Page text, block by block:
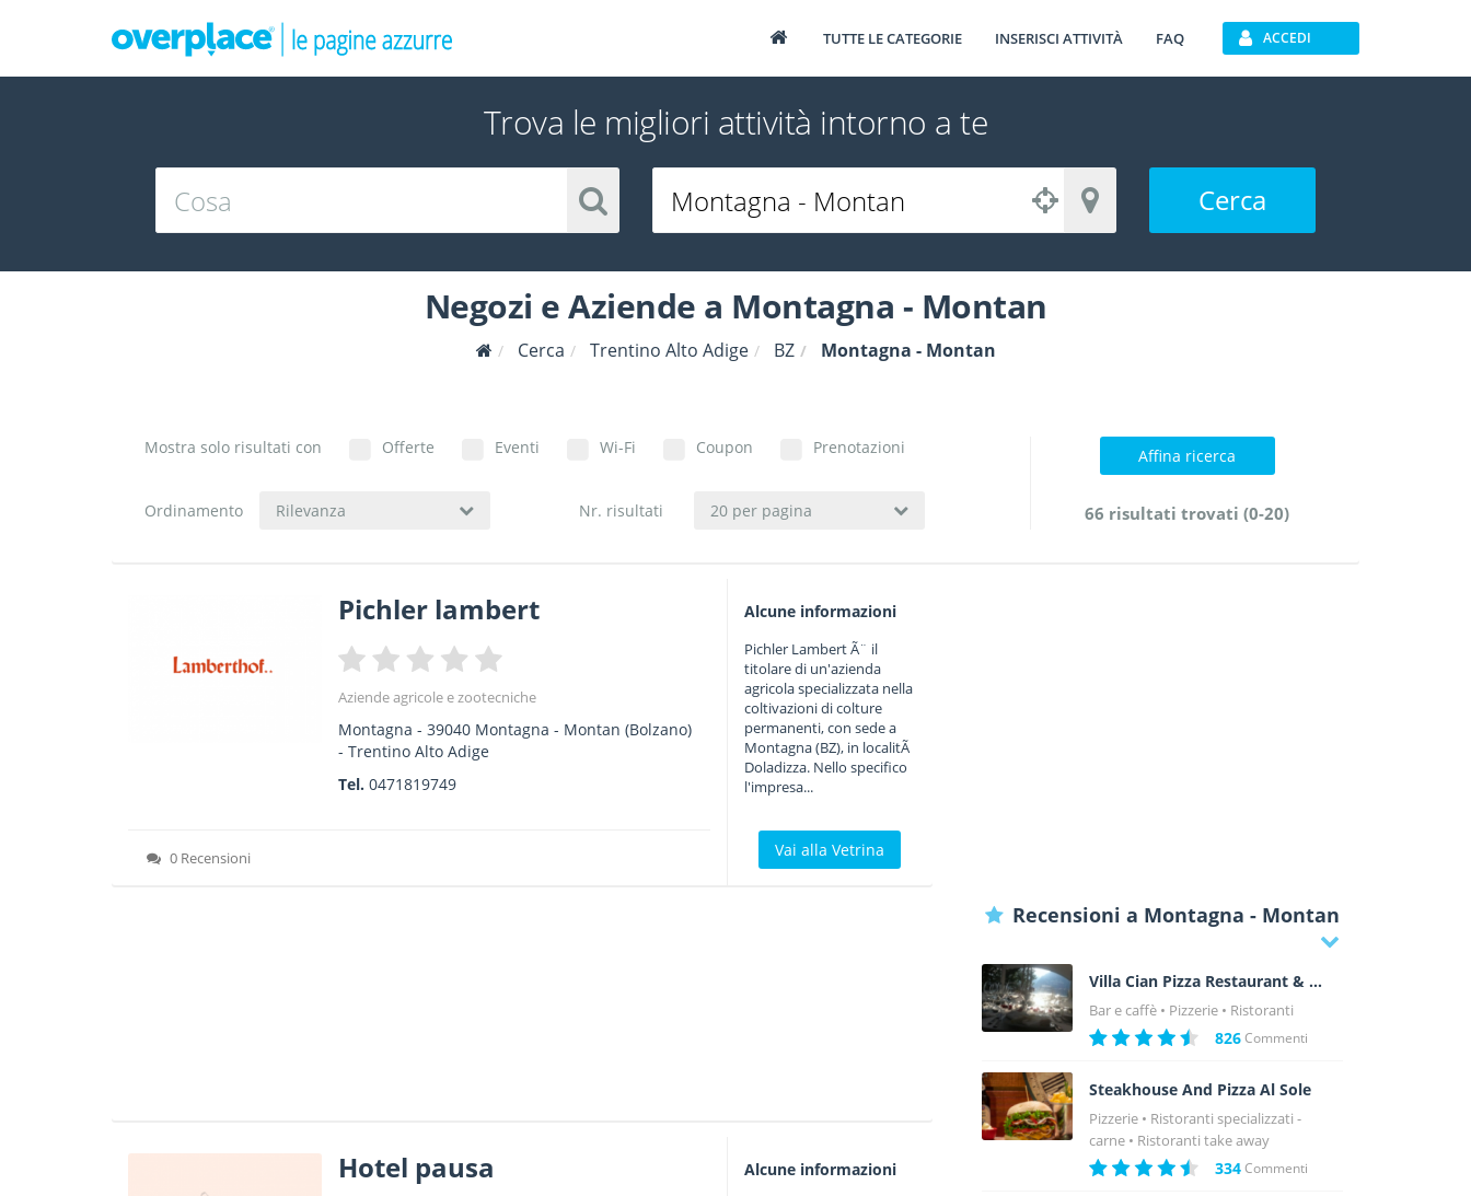
TUTTE LE CATEGORIE INSERISCI ATTIVITÀ FAQ ACCEDI
Trova le migliori attività intorno a te
Cerca
Negozi e Aziende a Montagna - Montan
Cerca Trentino Alto Adige BZ Montagna - Montan
Mostra solo risultati con Offerte Eventi Wi-Fi Coupon Prenotazioni
Ordinamento Rilevanza Nr. risultati 20 per pagina
Affina ricerca
66 risultati trovati (0-20)
Pichler lambert
Aziende agricole e zootecniche
Montagna -39040 Montagna - Montan (Bolzano)
-Trentino Alto Adige
Tel.0471819749
0 Recensioni
Alcune informazioni
Pichler Lambert Ã¨ il
titolare di un'azienda
agricola specializzata nella
coltivazioni di colture
permanenti, con sede a
Montagna (BZ), in localitÃ
Doladizza. Nello specifico
l'impresa...
Vai alla Vetrina
Hotel pausa Alcune informazioni
Recensioni a Montagna - Montan
Villa Cian Pizza Restaurant & More
Bar e caffè Pizzerie Ristoranti
826Commenti
Steakhouse And Pizza Al Sole
Pizzerie
Ristoranti specializzati -
carne
Ristoranti take away
334Commenti